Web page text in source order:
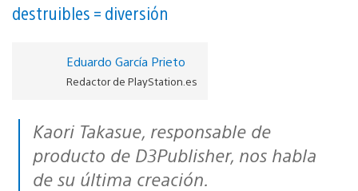
destruibles = diversión
Eduardo García Prieto
Redactor de PlayStation.es
Kaori Takasue, responsable de
producto de D3Publisher, nos habla
de su última creación.